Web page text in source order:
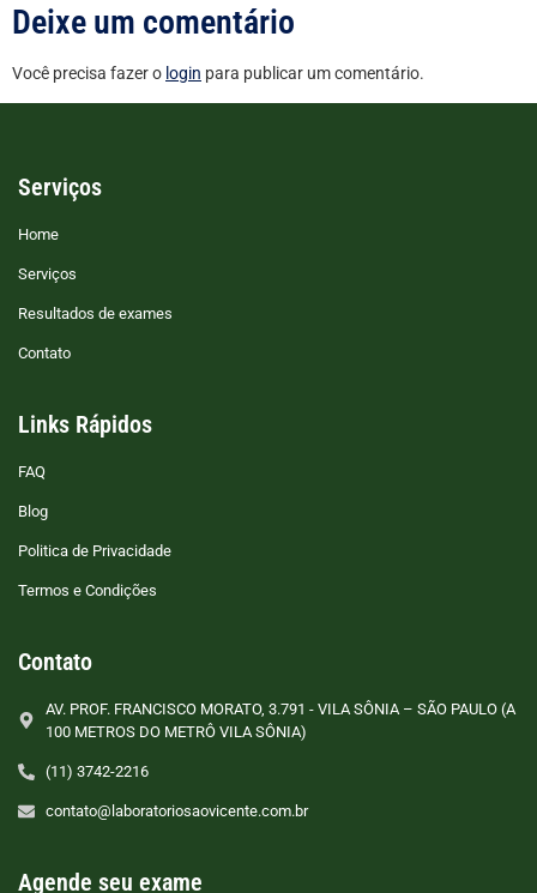
Deixe um comentário
Você precisa fazer o login para publicar um comentário.
Serviços
Home
Serviços
Resultados de exames
Contato
Links Rápidos
FAQ
Blog
Politica de Privacidade
Termos e Condições
Contato
AV. PROF. FRANCISCO MORATO, 3.791 - VILA SÔNIA – SÃO PAULO (A
100 METROS DO METRÔ VILA SÔNIA)
(11) 3742-2216
contato@laboratoriosaovicente.com.br
Agende seu exame